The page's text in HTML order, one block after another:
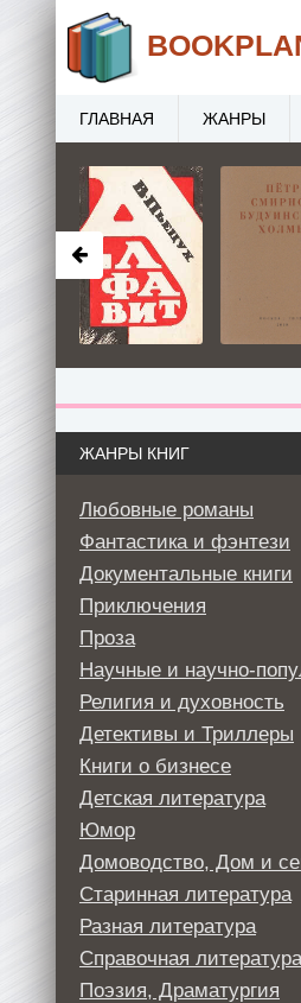
ЖАНРЫ КНИГ
Любовные романы
Фантастика и фэнтези
Документальные книги
Приключения
Проза
Научные и научно-
Религия и духовность
Детективы и Триллеры
Книги о бизнесе
Детская литература
Юмор
Домоводство, Дом и
Старинная литература
Разная литература
Справочная литература
Поэзия, Драматургия
BOOK
ГЛАВНАЯ ЖАНРЫ